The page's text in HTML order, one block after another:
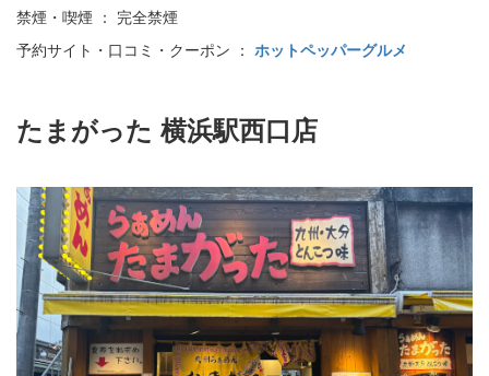
禁煙・喫煙 ： 完全禁煙
予約サイト・口コミ・クーポン ： ホットペッパーグルメ
たまがった 横浜駅西口店